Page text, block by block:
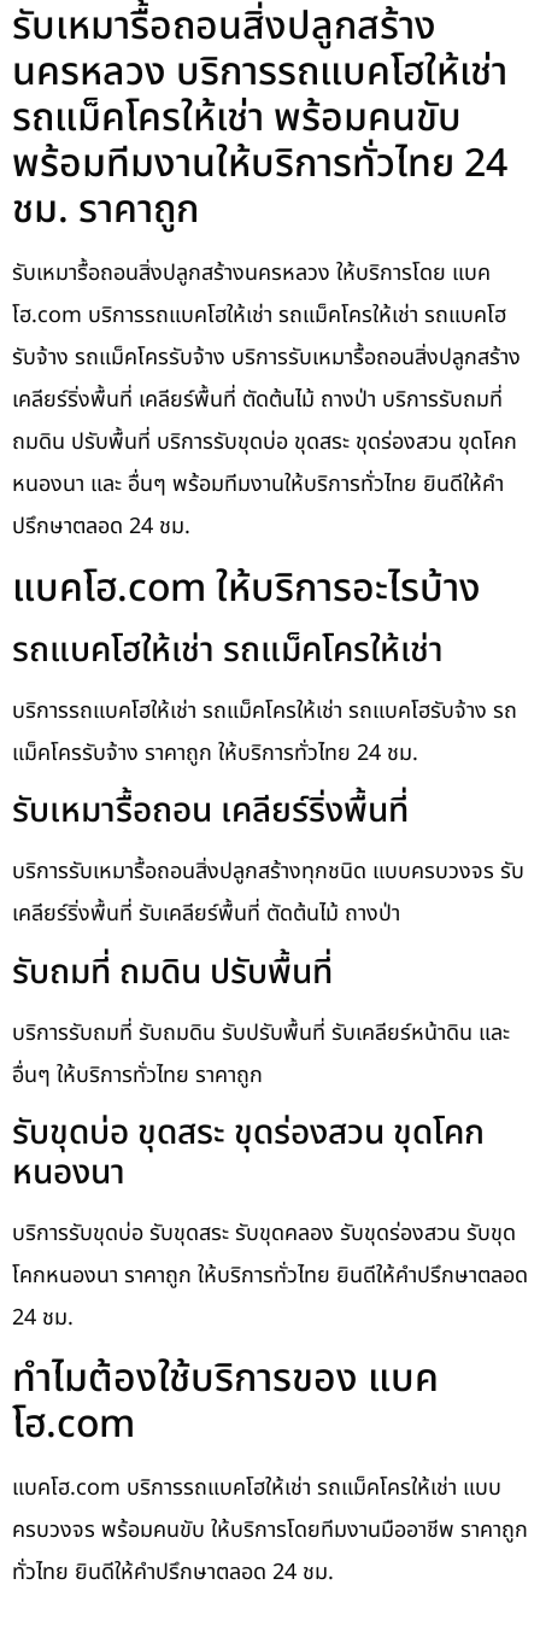
รับเหมารื้อถอนสิ่งปลูกสร้าง
นครหลวง บริการรถแบคโฮให้เช่า
รถแม็คโครให้เช่า พร้อมคนขับ
พร้อมทีมงานให้บริการทั่วไทย 24
ชม. ราคาถูก
รับเหมารื้อถอนสิ่งปลูกสร้างนครหลวง ให้บริการโดย แบค
โฮ.com บริการรถแบคโฮให้เช่า รถแม็คโครให้เช่า รถแบคโฮ
รับจ้าง รถแม็คโครรับจ้าง บริการรับเหมารื้อถอนสิ่งปลูกสร้าง
เคลียร์ริ่งพื้นที่ เคลียร์พื้นที่ ตัดต้นไม้ ถางป่า บริการรับถมที่
ถมดิน ปรับพื้นที่ บริการรับขุดบ่อ ขุดสระ ขุดร่องสวน ขุดโคก
หนองนา และ อื่นๆ พร้อมทีมงานให้บริการทั่วไทย ยินดีให้คำ
ปรึกษาตลอด 24 ชม.
แบคโฮ.com ให้บริการอะไรบ้าง
รถแบคโฮให้เช่า รถแม็คโครให้เช่า
บริการรถแบคโฮให้เช่า รถแม็คโครให้เช่า รถแบคโฮรับจ้าง รถ
แม็คโครรับจ้าง ราคาถูก ให้บริการทั่วไทย 24 ชม.
รับเหมารื้อถอน เคลียร์ริ่งพื้นที่
บริการรับเหมารื้อถอนสิ่งปลูกสร้างทุกชนิด แบบครบวงจร รับ
เคลียร์ริ่งพื้นที่ รับเคลียร์พื้นที่ ตัดต้นไม้ ถางป่า
รับถมที่ ถมดิน ปรับพื้นที่
บริการรับถมที่ รับถมดิน รับปรับพื้นที่ รับเคลียร์หน้าดิน และ
อื่นๆ ให้บริการทั่วไทย ราคาถูก
รับขุดบ่อ ขุดสระ ขุดร่องสวน ขุดโคก
หนองนา
บริการรับขุดบ่อ รับขุดสระ รับขุดคลอง รับขุดร่องสวน รับขุด
โคกหนองนา ราคาถูก ให้บริการทั่วไทย ยินดีให้คำปรึกษาตลอด
24 ชม.
ทำไมต้องใช้บริการของ แบค
โฮ.com
แบคโฮ.com บริการรถแบคโฮให้เช่า รถแม็คโครให้เช่า แบบ
ครบวงจร พร้อมคนขับ ให้บริการโดยทีมงานมืออาชีพ ราคาถูก
ทั่วไทย ยินดีให้คำปรึกษาตลอด 24 ชม.